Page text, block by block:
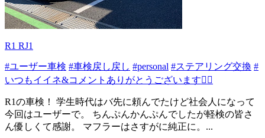
R1 RJ1
#ユーザー車検 #車検戻し戻し #personal #ステアリング交換 #
いつもイイネ&コメントありがとうございます🙇‍♂️
R1の車検！ 学生時代はバ先に頼んでたけど社会人になって
今回はユーザーで。 ちんぷんかんぷんでしたが軽検の皆さ
ん優しくて感謝。 マフラーはさすがに純正に。...